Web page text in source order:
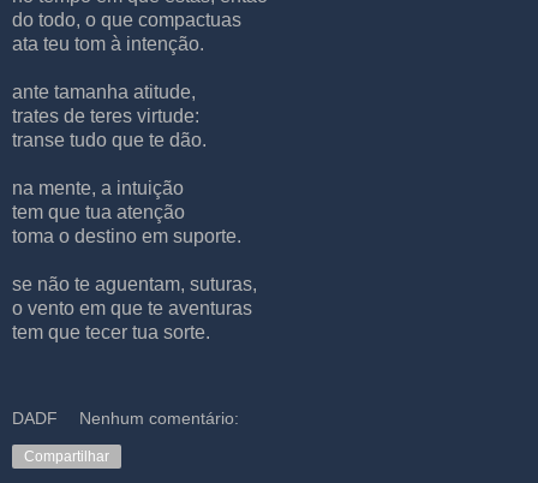
do todo, o que compactuas
ata teu tom à intenção.
ante tamanha atitude,
trates de teres virtude:
transe tudo que te dão.
na mente, a intuição
tem que tua atenção
toma o destino em suporte.
se não te aguentam, suturas,
o vento em que te aventuras
tem que tecer tua sorte.
DADF Nenhum comentário:
Compartilhar